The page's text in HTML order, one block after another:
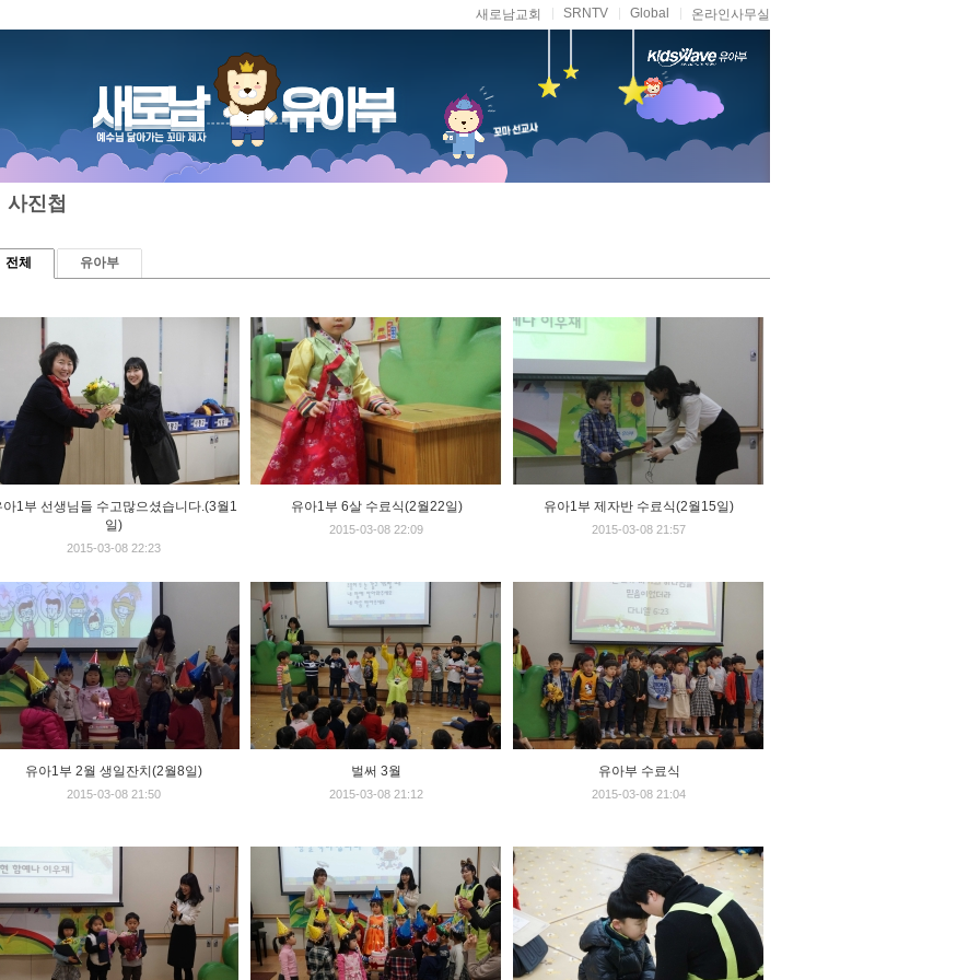
새로남교회 SRNTV Global 온라인사무실
사진첩
전체 유아부
아1부 선생님들 수고많으셨습니다.(3월1
일)
2015-03-08 22:23
유아1부 6살 수료식(2월22일)
2015-03-08 22:09
유아1부 제자반 수료식(2월15일)
2015-03-08 21:57
유아1부 2월 생일잔치(2월8일)
2015-03-08 21:50
벌써 3월
2015-03-08 21:12
유아부 수료식
2015-03-08 21:04